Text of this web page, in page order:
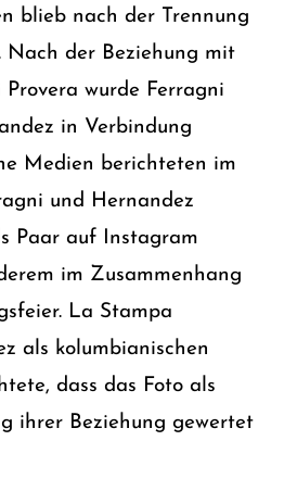
blieb nach der Trennung
Nach der Beziehung mit
wurde Ferragni
in Verbindung
Medien berichteten im
und Hernandez
Paar auf Instagram
im Zusammenhang
La Stampa
als kolumbianischen
dass das Foto als
ihrer Beziehung gewertet